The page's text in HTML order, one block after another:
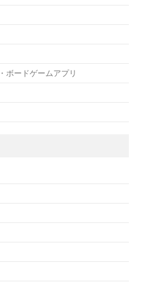
ボードゲームアプリ